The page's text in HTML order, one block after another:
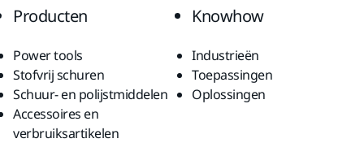
Producten
Power tools
Stofvrij schuren
Schuur- en polijstmiddelen
Accessoires en
verbruiksartikelen
Knowhow
Industrieën
Toepassingen
Oplossingen